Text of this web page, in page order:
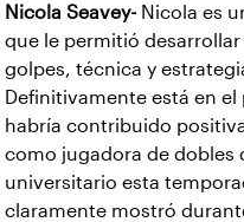
Nicola Seavey- Nicola es
que le permitió
golpes, técnica y
Definitivamente está en
habría contribuido
como jugadora de dobles
universitario esta
claramente mostró